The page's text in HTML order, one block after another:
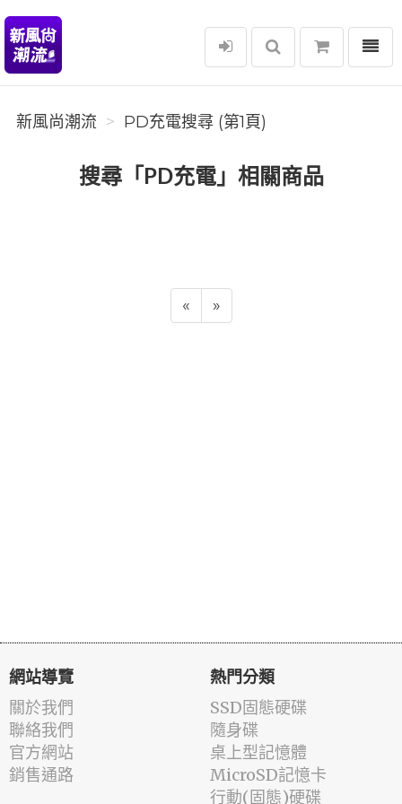
新風尚潮流
選單
新風尚潮流 PD充電搜尋 (第1頁)
搜尋「PD充電」相關商品
« »
網站導覽
關於我們
聯絡我們
官方網站
銷售通路
熱門分類
SSD固態硬碟
隨身碟
桌上型記憶體
MicroSD記憶卡
行動(固態)硬碟